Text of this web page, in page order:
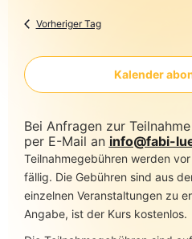
Vorheriger Tag
Kalender
Bei Anfragen zur
per E-Mail an info@fabi-
Teilnahmegebühren werden
fällig. Die Gebühren sind aus
einzelnen Veranstaltungen zu
Angabe, ist der Kurs kostenlos.